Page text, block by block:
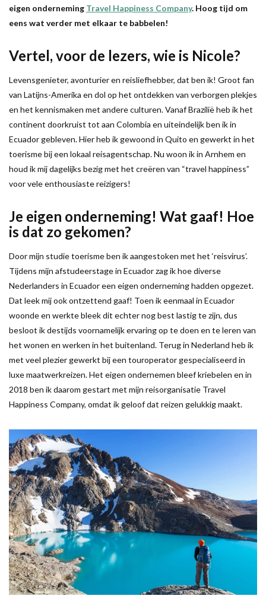
eigen onderneming Travel Happiness Company. Hoog tijd om
eens wat verder met elkaar te babbelen!
Vertel, voor de lezers, wie is Nicole?
Levensgenieter, avonturier en reisliefhebber, dat ben ik! Groot fan
van Latijns-Amerika en dol op het ontdekken van verborgen plekjes
en het kennismaken met andere culturen. Vanaf Brazilië heb ik het
continent doorkruist tot aan Colombia en uiteindelijk ben ik in
Ecuador gebleven. Hier heb ik gewoond in Quito en gewerkt in het
toerisme bij een lokaal reisagentschap. Nu woon ik in Arnhem en
houd ik mij dagelijks bezig met het creëren van “travel happiness”
voor vele enthousiaste reizigers!
Je eigen onderneming! Wat gaaf! Hoe
is dat zo gekomen?
Door mijn studie toerisme ben ik aangestoken met het ‘reisvirus’.
Tijdens mijn afstudeerstage in Ecuador zag ik hoe diverse
Nederlanders in Ecuador een eigen onderneming hadden opgezet.
Dat leek mij ook ontzettend gaaf! Toen ik eenmaal in Ecuador
woonde en werkte bleek dit echter nog best lastig te zijn, dus
besloot ik destijds voornamelijk ervaring op te doen en te leren van
het wonen en werken in het buitenland. Terug in Nederland heb ik
met veel plezier gewerkt bij een touroperator gespecialiseerd in
luxe maatwerkreizen. Het eigen ondernemen bleef kriebelen en in
2018 ben ik daarom gestart met mijn reisorganisatie Travel
Happiness Company, omdat ik geloof dat reizen gelukkig maakt.